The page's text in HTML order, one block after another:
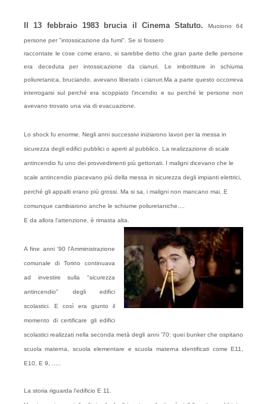
Il 13 febbraio 1983 brucia il Cinema Statuto. Muoiono 64
persone per "intossicazione da fumi". Se si fossero
raccontate le cose come erano, si sarebbe detto che gran parte delle persone
era deceduta per intossicazione da cianuri. Le imbottiture in schiuma
poliuretanica, bruciando, avevano liberato i cianuri.Ma a parte questo occorreva
interrogarsi sul perché era scoppiato l'incendio e su perché le persone non
avevano trovato una via di evacuazione.
Lo shock fu enorme. Negli anni successivi iniziarono lavori per la messa in
sicurezza degli edifici pubblici o aperti al pubblico. La realizzazione di scale
antincendio fu uno dei provvedimenti più gettonati. I maligni dicevano che le
scale antincendio piacevano più della messa in sicurezza degli impianti elettrici,
perché gli appalti erano più grossi. Ma si sa, i maligni non mancano mai. E
comunque cambiarono anche le schiume poliuretaniche....
E da allora l'attenzione, è rimasta alta.
A fine anni '90 l'Amministrazione
comunale di Torino continuava
ad investire sulla "sicurezza
antincendio" degli edifici
scolastici. E così era giunto il
momento di certificare gli edifici
scolastici realizzati nella seconda metà degli anni '70: quei bunkerche ospitano
scuola materna, scuola elementare e scuola materna identificati come E11,
E10, E 9, .....
La storia riguarda l'edificio E 11.